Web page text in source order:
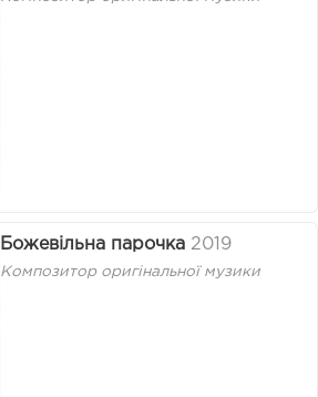
Божевільна парочка 2019
Композитор оригінальної музики